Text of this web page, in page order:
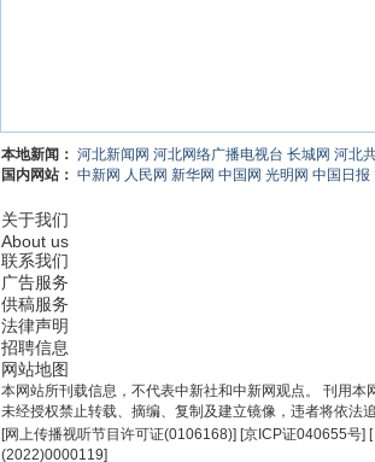
本地新闻： 河北新闻网 河北网络广播电视台 长城网 河北
国内网站： 中新网 人民网 新华网 中国网 光明网 中国日报
关于我们
About us
联系我们
广告服务
供稿服务
法律声明
招聘信息
网站地图
本网站所刊载信息，不代表中新社和中新网观点。 刊用本
未经授权禁止转载、摘编、复制及建立镜像，违者将依法追
[网上传播视听节目许可证(0106168)] [京ICP证040655号] [
(2022)0000119]